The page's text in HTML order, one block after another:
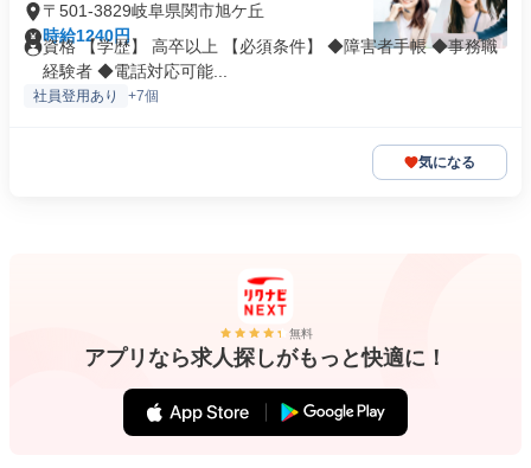
〒501-3829岐阜県関市旭ケ丘
時給1240円
資格 【学歴】 高卒以上 【必須条件】 ◆障害者手帳 ◆事務職
経験者 ◆電話対応可能...
社員登用あり +7個
気になる
無料
アプリなら求人探しがもっと快適に！